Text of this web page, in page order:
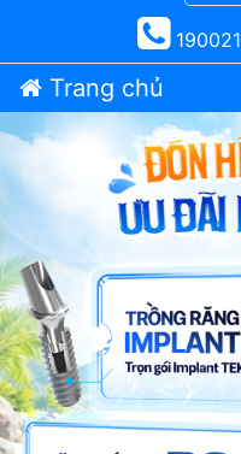
Trang chủ